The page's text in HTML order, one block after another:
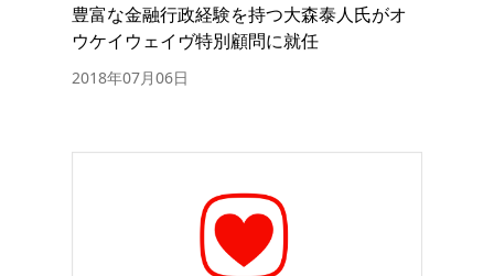
豊富な金融行政経験を持つ大森泰人氏がオ
ウケイウェイヴ特別顧問に就任
2018年07月06日